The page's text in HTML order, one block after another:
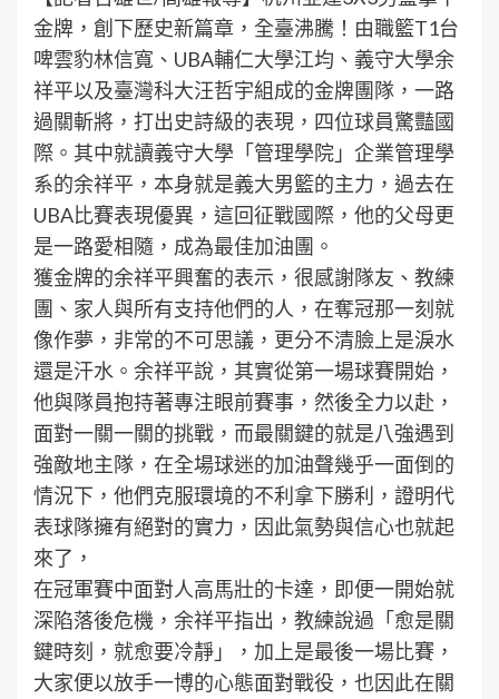
金牌，創下歷史新篇章，全臺沸騰！由職籃T1台
啤雲豹林信寬、UBA輔仁大學江均、義守大學余
祥平以及臺灣科大汪哲宇組成的金牌團隊，一路
過關斬將，打出史詩級的表現，四位球員驚豔國
際。其中就讀義守大學「管理學院」企業管理學
系的余祥平，本身就是義大男籃的主力，過去在
UBA比賽表現優異，這回征戰國際，他的父母更
是一路愛相隨，成為最佳加油團。
獲金牌的余祥平興奮的表示，很感謝隊友、教練
團、家人與所有支持他們的人，在奪冠那一刻就
像作夢，非常的不可思議，更分不清臉上是淚水
還是汗水。余祥平說，其實從第一場球賽開始，
他與隊員抱持著專注眼前賽事，然後全力以赴，
面對一關一關的挑戰，而最關鍵的就是八強遇到
強敵地主隊，在全場球迷的加油聲幾乎一面倒的
情況下，他們克服環境的不利拿下勝利，證明代
表球隊擁有絕對的實力，因此氣勢與信心也就起
來了，
在冠軍賽中面對人高馬壯的卡達，即便一開始就
深陷落後危機，余祥平指出，教練說過「愈是關
鍵時刻，就愈要冷靜」，加上是最後一場比賽，
大家便以放手一博的心態面對戰役，也因此在關